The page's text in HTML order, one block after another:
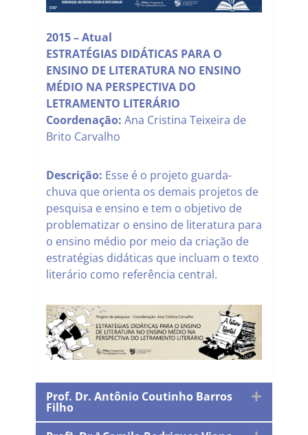
2015 – Atual
ESTRATÉGIAS DIDÁTICAS PARA O
ENSINO DE LITERATURA NO ENSINO
MÉDIO NA PERSPECTIVA DO
LETRAMENTO LITERÁRIO
Coordenação: Ana Cristina Teixeira de
Brito Carvalho
Descrição: Esse é o projeto guarda-
chuva que orienta os demais projetos de
pesquisa e ensino e tem o objetivo de
problematizar o ensino de literatura para
o ensino médio por meio da criação de
estratégias didáticas que incluam o texto
literário como referência central.
Prof. Dr. Antônio Coutinho Barros
Filho